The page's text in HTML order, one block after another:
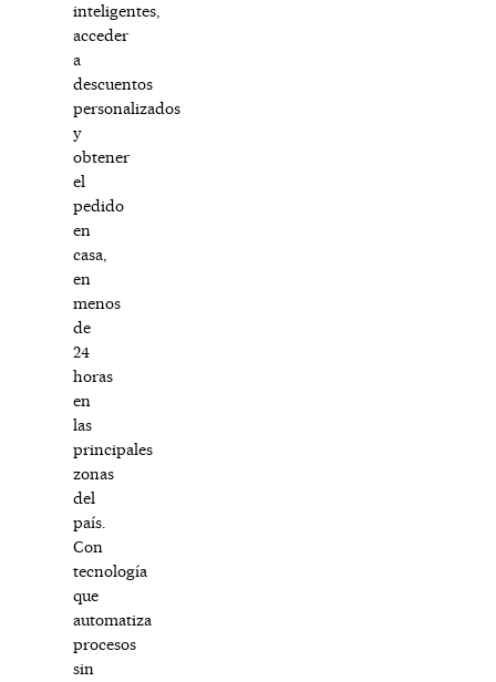
inteligentes,
acceder
a
descuentos
personalizados
y
obtener
el
pedido
en
casa,
en
menos
de
24
horas
en
las
principales
zonas
del
país.
Con
tecnología
que
automatiza
procesos
sin